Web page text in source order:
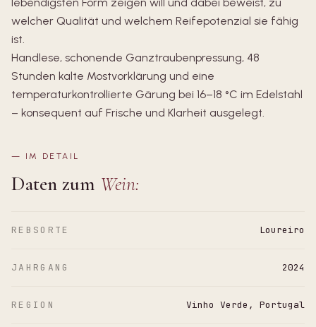
welcher Qualität und welchem Reifepotenzial sie fähig
ist.
Handlese, schonende Ganztraubenpressung, 48
Stunden kalte Mostvorklärung und eine
temperaturkontrollierte Gärung bei 16–18 °C im Edelstahl
– konsequent auf Frische und Klarheit ausgelegt.
— IM DETAIL
Daten zum Wein:
REBSORTE Loureiro
JAHRGANG 2024
REGION Vinho Verde, Portugal